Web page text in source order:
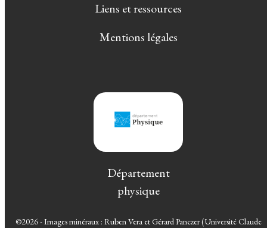
Liens et ressources
Mentions légales
Département
physique
©2026 - Images minéraux : Ruben Vera et Gérard Panczer (Université Claude